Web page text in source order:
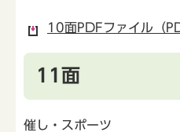
10面PDFファイル（
11面
催し・スポーツ